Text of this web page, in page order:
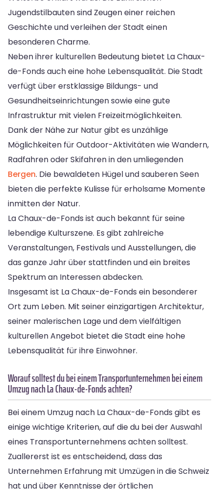
Jugendstilbauten sind Zeugen einer reichen
Geschichte und verleihen der Stadt einen
besonderen Charme.
Neben ihrer kulturellen Bedeutung bietet La Chaux-
de-Fonds auch eine hohe Lebensqualität. Die Stadt
verfügt über erstklassige Bildungs- und
Gesundheitseinrichtungen sowie eine gute
Infrastruktur mit vielen Freizeitmöglichkeiten.
Dank der Nähe zur Natur gibt es unzählige
Möglichkeiten für Outdoor-Aktivitäten wie Wandern,
Radfahren oder Skifahren in den umliegenden
Bergen. Die bewaldeten Hügel und sauberen Seen
bieten die perfekte Kulisse für erholsame Momente
inmitten der Natur.
La Chaux-de-Fonds ist auch bekannt für seine
lebendige Kulturszene. Es gibt zahlreiche
Veranstaltungen, Festivals und Ausstellungen, die
das ganze Jahr über stattfinden und ein breites
Spektrum an Interessen abdecken.
Insgesamt ist La Chaux-de-Fonds ein besonderer
Ort zum Leben. Mit seiner einzigartigen Architektur,
seiner malerischen Lage und dem vielfältigen
kulturellen Angebot bietet die Stadt eine hohe
Lebensqualität für ihre Einwohner.
Worauf solltest du bei einem Transportunternehmen bei einem
Umzug nach La Chaux-de-Fonds achten?
Bei einem Umzug nach La Chaux-de-Fonds gibt es
einige wichtige Kriterien, auf die du bei der Auswahl
eines Transportunternehmens achten solltest.
Zuallererst ist es entscheidend, dass das
Unternehmen Erfahrung mit Umzügen in die Schweiz
hat und über Kenntnisse der örtlichen